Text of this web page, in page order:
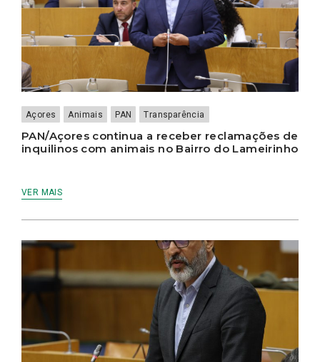
Açores Animais PAN Transparência
PAN/Açores continua a receber reclamações de
inquilinos com animais no Bairro do Lameirinho
VER MAIS